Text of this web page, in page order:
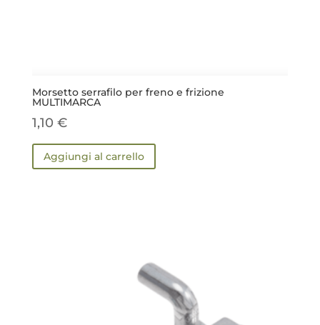
Morsetto serrafilo per freno e frizione
MULTIMARCA
1,10 €
Aggiungi al carrello